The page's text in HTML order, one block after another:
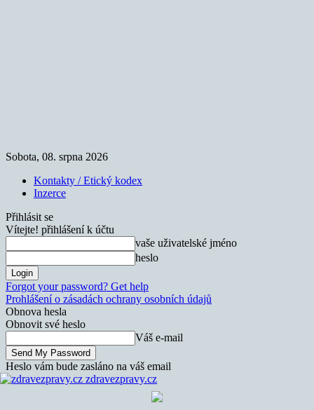
Sobota, 08. srpna 2026
Kontakty / Etický kodex
Inzerce
Přihlásit se
Vítejte! přihlášení k účtu
vaše uživatelské jméno
heslo
Forgot your password? Get help
Prohlášení o zásadách ochrany osobních údajů
Obnova hesla
Obnovit své heslo
Váš e-mail
Heslo vám bude zasláno na váš email
zdravezpravy.cz